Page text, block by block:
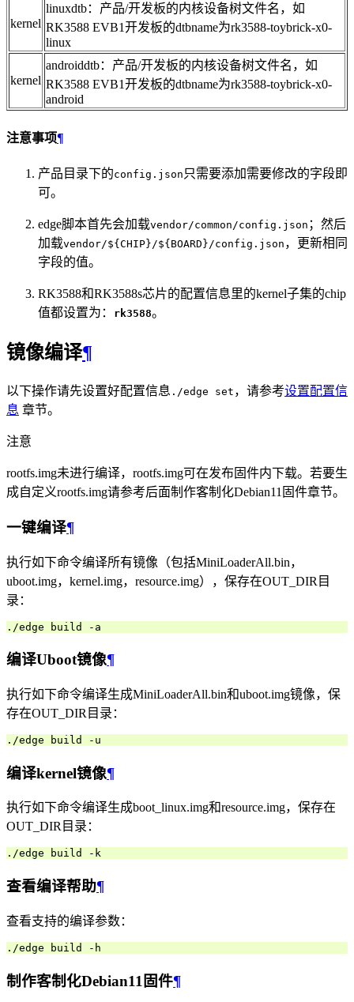
kernel
linuxdtb：产品/开发板的内核设备树文件名，如
RK3588 EVB1开发板的dtbname为rk3588-toybrick-x0-
linux
kernel
androiddtb：产品/开发板的内核设备树文件名，如
RK3588 EVB1开发板的dtbname为rk3588-toybrick-x0-
android
注意事项¶
产品目录下的config.json 只需要添加需要修改的字段即
可。
edge脚本首先会加载vendor/common/config.json ；然后
加载vendor/${CHIP}/${BOARD}/config.json ，更新相同
字段的值。
RK3588和RK3588s芯片的配置信息里的kernel子集的chip
值都设置为：
rk3588。
镜像编译¶
以下操作请先设置好配置信息 ./edge set ，请参考设置配置信
息 章节。
注意
rootfs.img未进行编译，rootfs.img可在发布固件内下载。若要生
成自定义rootfs.img请参考后面制作客制化Debian11固件章节。
一键编译¶
执行如下命令编译所有镜像（包括MiniLoaderAll.bin，
uboot.img，kernel.img，resource.img），保存在OUT_DIR目
录：
编译Uboot镜像¶
执行如下命令编译生成MiniLoaderAll.bin和uboot.img镜像，保
存在OUT_DIR目录：
编译kernel镜像¶
执行如下命令编译生成boot_linux.img和resource.img，保存在
OUT_DIR目录：
查看编译帮助¶
查看支持的编译参数：
制作客制化Debian11固件¶